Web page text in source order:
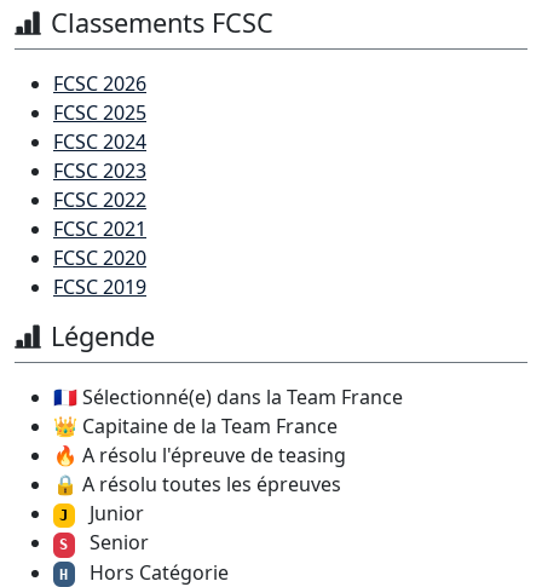
Classements FCSC
FCSC 2026
FCSC 2025
FCSC 2024
FCSC 2023
FCSC 2022
FCSC 2021
FCSC 2020
FCSC 2019
Légende
🇫🇷 Sélectionné(e) dans la Team France
👑 Capitaine de la Team France
🔥 A résolu l'épreuve de teasing
🔒 A résolu toutes les épreuves
J Junior
S Senior
H Hors Catégorie